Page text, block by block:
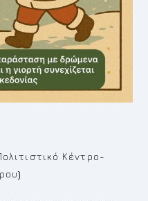
Κέντρο-
)